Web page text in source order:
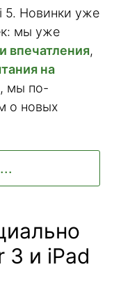
5. Новинки уже
мы уже
впечатления,
на
мы по-
о новых
3 и iPad